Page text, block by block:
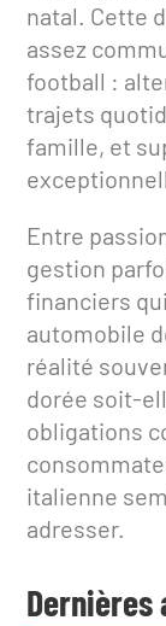
natal. Cette
assez
football :
trajets
famille, et
Entre
gestion
financiers
automobile
réalité
dorée soit-
obligations
italienne
adresser.